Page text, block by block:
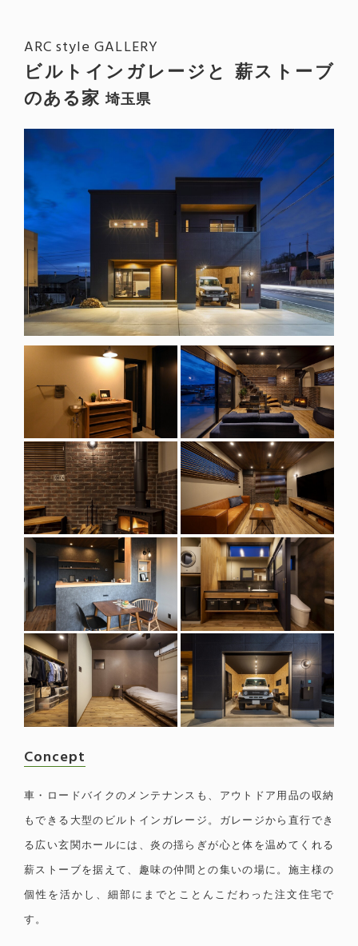
ARC style GALLERY
ビルトインガレージと 薪ストーブ
のある家埼玉県
Concept
車・ロードバイクのメンテナンスも、アウトドア用品の収納
もできる大型のビルトインガレージ。ガレージから直行でき
る広い玄関ホールには、炎の揺らぎが心と体を温めてくれる
薪ストーブを据えて、趣味の仲間との集いの場に。施主様の
個性を活かし、細部にまでとことんこだわった注文住宅で
す。